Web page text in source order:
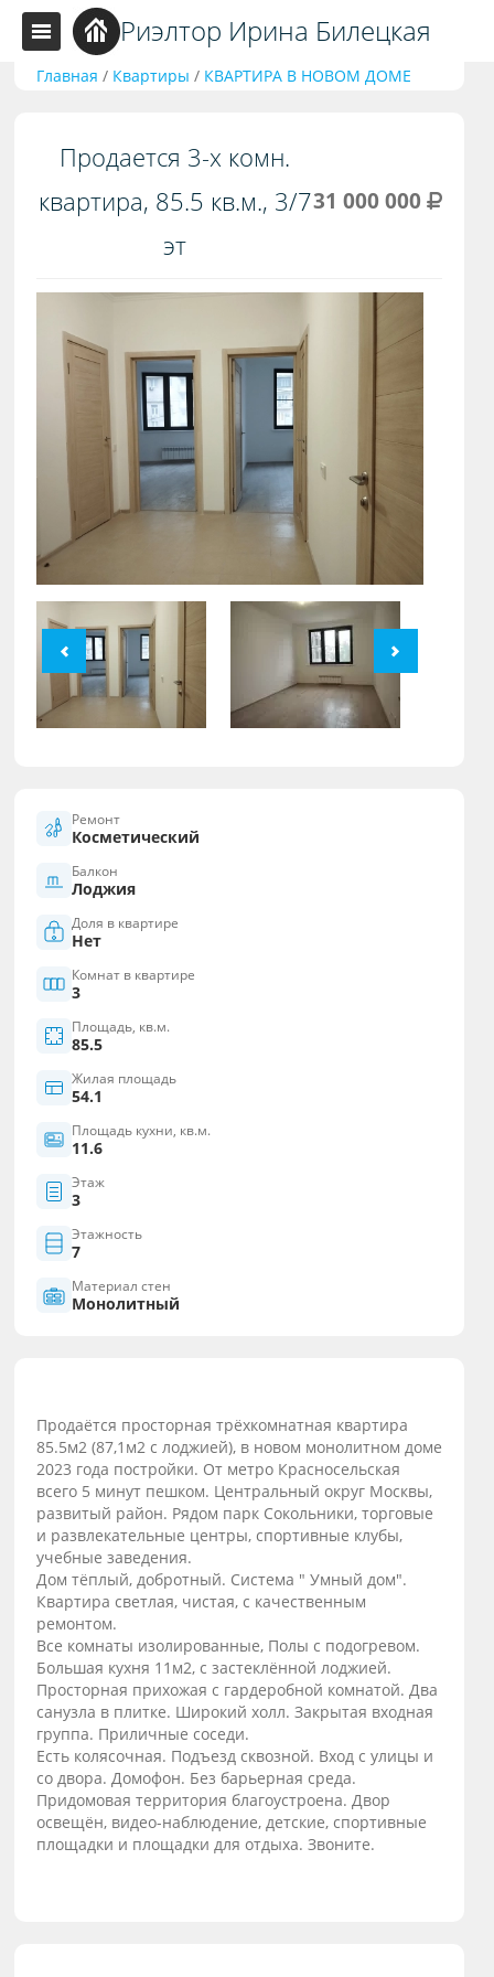
Риэлтор Ирина Билецкая
Главная / Квартиры / КВАРТИРА В НОВОМ ДОМЕ
Продается 3-х комн.
квартира, 85.5 кв.м., 3/7
эт
31 000 000
Ремонт
Косметический
Балкон
Лоджия
Доля в квартире
Нет
Комнат в квартире
3
Площадь, кв.м.
85.5
Жилая площадь
54.1
Площадь кухни, кв.м.
11.6
Этаж
3
Этажность
7
Материал стен
Монолитный
Продаётся просторная трёхкомнатная квартира
85.5м2 (87,1м2 с лоджией), в новом монолитном доме
2023 года постройки. От метро Красносельская
всего 5 минут пешком. Центральный округ Москвы,
развитый район. Рядом парк Сокольники, торговые
и развлекательные центры, спортивные клубы,
учебные заведения.
Дом тёплый, добротный. Система " Умный дом".
Квартира светлая, чистая, с качественным
ремонтом.
Все комнаты изолированные, Полы с подогревом.
Большая кухня 11м2, с застеклённой лоджией.
Просторная прихожая с гардеробной комнатой. Два
санузла в плитке. Широкий холл. Закрытая входная
группа. Приличные соседи.
Есть колясочная. Подъезд сквозной. Вход с улицы и
со двора. Домофон. Без барьерная среда.
Придомовая территория благоустроена. Двор
освещён, видео-наблюдение, детские, спортивные
площадки и площадки для отдыха. Звоните.